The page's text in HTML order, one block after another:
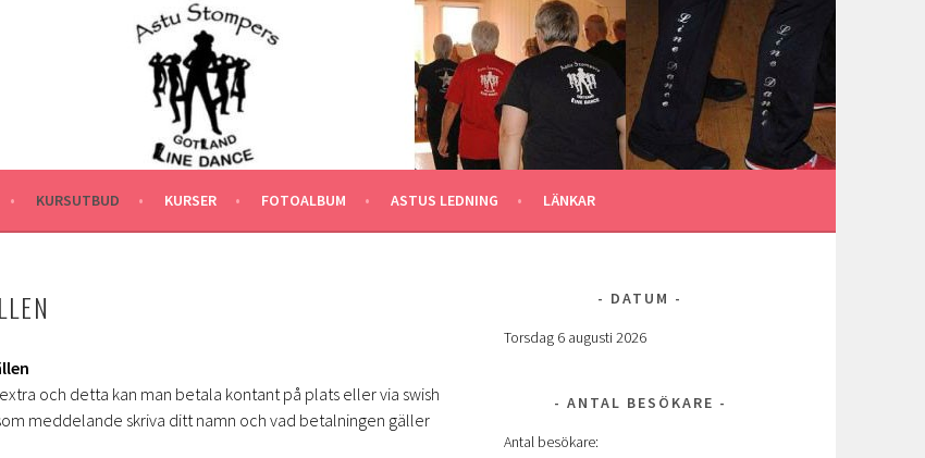
KURSUTBUD KURSER FOTOALBUM ASTUS LEDNING LÄNKAR
och detta kan man betala kontant på plats eller via swish
meddelande skriva ditt namn och vad betalningen gäller
DATUM
Torsdag 6 augusti 2026
ANTAL BESÖKARE
Antal besökare: